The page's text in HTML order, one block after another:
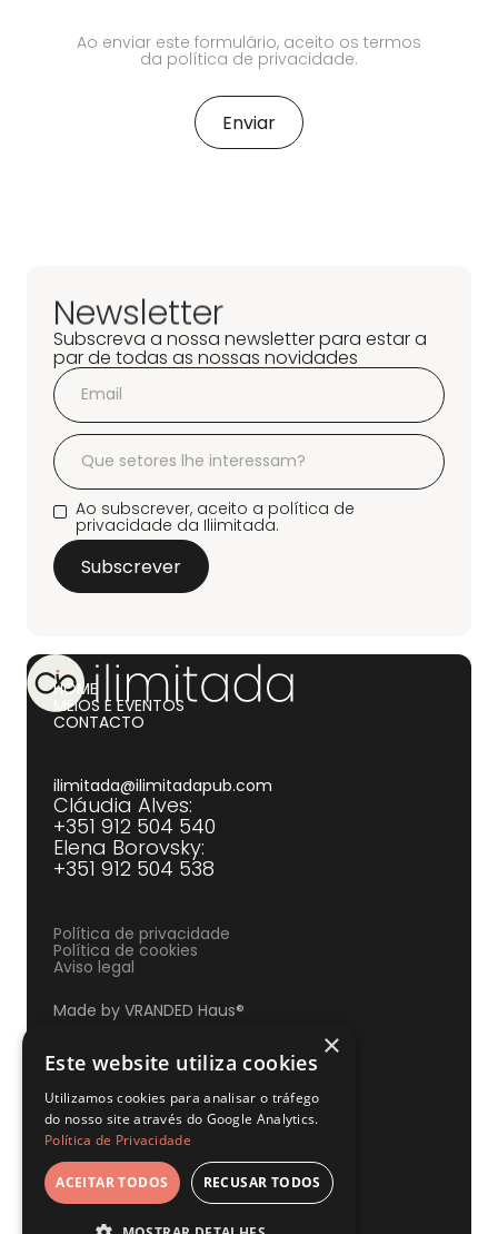
Ao enviar este formulário, aceito os termos
da política de privacidade.
Newsletter
Subscreva a nossa newsletter para estar a
par de todas as nossas novidades
Ao subscrever, aceito a política de
privacidade da Iliimitada.
HOME
MEIOS E EVENTOS
CONTACTO
ilimitada@ilimitadapub.com
Cláudia Alves:
+351 912 504 540‍
Elena Borovsky:
+351 912 504 538
Política de privacidade
Política de cookies
Aviso legal
Made by VRANDED Haus®
×
Este website utiliza cookies
Utilizamos cookies para analisar o tráfego
do nosso site através do Google Analytics.
Política de Privacidade
ACEITAR TODOS RECUSAR TODOS